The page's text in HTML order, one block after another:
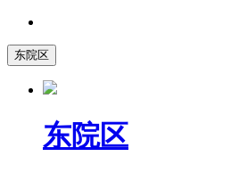
东院区
东院区